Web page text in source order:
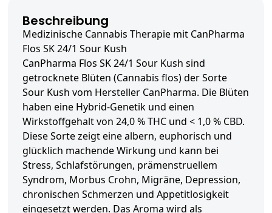
Beschreibung
Medizinische Cannabis Therapie mit CanPharma
Flos SK 24/1 Sour Kush
CanPharma Flos SK 24/1 Sour Kush sind
getrocknete Blüten (Cannabis flos) der Sorte
Sour Kush vom Hersteller CanPharma. Die Blüten
haben eine Hybrid-Genetik und einen
Wirkstoffgehalt von 24,0 % THC und < 1,0 % CBD.
Diese Sorte zeigt eine albern, euphorisch und
glücklich machende Wirkung und kann bei
Stress, Schlafstörungen, prämenstruellem
Syndrom, Morbus Crohn, Migräne, Depression,
chronischen Schmerzen und Appetitlosigkeit
eingesetzt werden. Das Aroma wird als